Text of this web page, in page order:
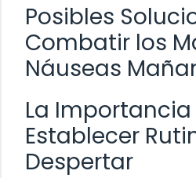
Posibles
Combatir los
Náuseas
La
Establecer
Despertar